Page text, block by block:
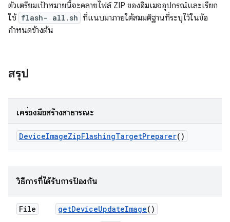
ตัวเตรียมเป้าหมายนี้จะคลายไฟล์ ZIP ของอิมเมจอุปกรณ์และเรียก
ใช้ flash- all.sh ที่แนบมาภายใต้สมมติฐานที่ระบุไว้ในข้อ
กำหนดข้างต้น
สรุป
เครื่องมือสร้างสาธารณะ
DeviceImageZipFlashingTargetPreparer()
วิธีการที่ได้รับการป้องกัน
File getDeviceUpdateImage()